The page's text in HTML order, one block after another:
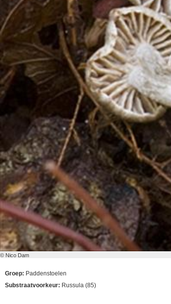
© Nico Dam
Groep: Paddenstoelen
Substraatvoorkeur: Russula (85)